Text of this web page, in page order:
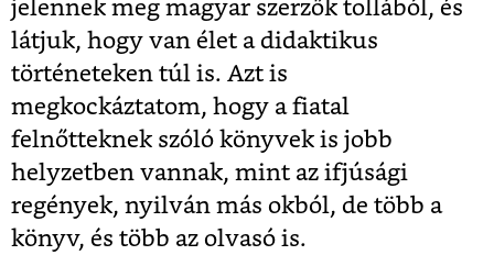
jelennek meg magyar szerzők tollából, és
látjuk, hogy van élet a didaktikus
történeteken túl is. Azt is
megkockáztatom, hogy a fiatal
felnőtteknek szóló könyvek is jobb
helyzetben vannak, mint az ifjúsági
regények, nyilván más okból, de több a
könyv, és több az olvasó is.